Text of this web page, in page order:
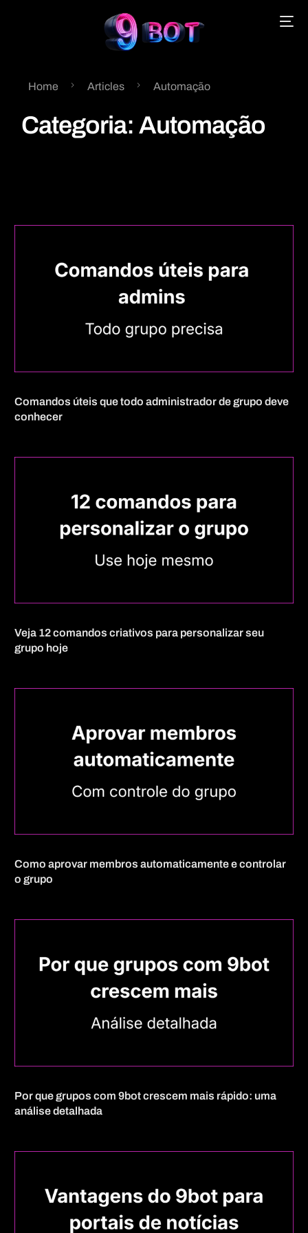
Home Articles Automação
Categoria: Automação
Comandos úteis que todo administrador de grupo deve
conhecer
Veja 12 comandos criativos para personalizar seu
grupo hoje
Como aprovar membros automaticamente e controlar
o grupo
Por que grupos com 9bot crescem mais rápido: uma
análise detalhada
Português